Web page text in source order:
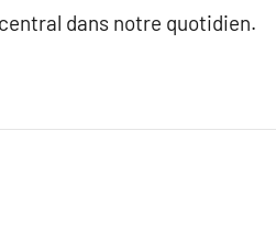
dans notre quotidien.